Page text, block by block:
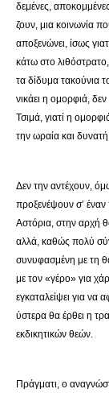
δεμένες,
ζουν, μια κοινωνία
αποξενώνει, ίσως
κάτω στο
τα δίδυμα τακούνια
νικάει η ομορφιά,
Τσιμά, γιατί η
την ωραία και
Δεν την αντέχουν,
προξενέψουν σ’ έναν
Αστόρια, στην αρχή
αλλά, καθώς πολύ
συνυφασμένη με τη
με τον «γέρο» για
εγκαταλείψει για να
ύστερα θα έρθει η
εκδικητικών θεών.
Πράγματι, ο